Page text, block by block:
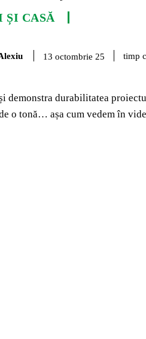
ȘI CASĂ
13 octombrie 25 timp
demonstra durabilitatea
o tonă… așa cum vedem în